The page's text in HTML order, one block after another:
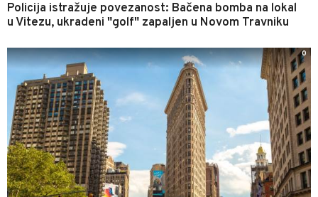
Policija istražuje povezanost: Bačena bomba na lokal
u Vitezu, ukradeni "golf" zapaljen u Novom Travniku
0